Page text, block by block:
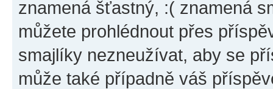
znamená šťastný, :( znamená
můžete prohlédnout přes
smajlíky nezneužívat, aby se
může také případně váš